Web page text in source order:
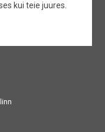
kui teie juures.